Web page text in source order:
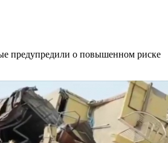
предупредили о повышенном риске